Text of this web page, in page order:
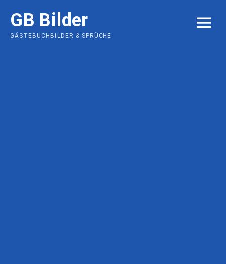
content
GB Bilder
GÄSTEBUCHBILDER & SPRÜCHE
MENU